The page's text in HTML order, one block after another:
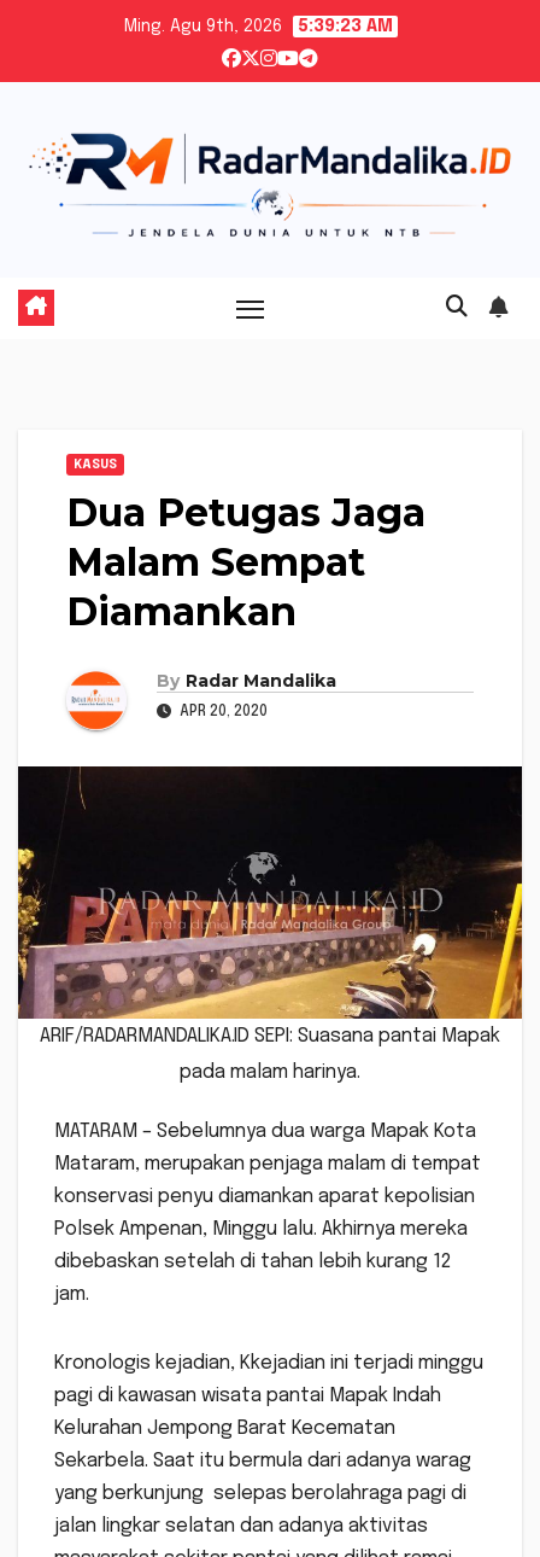
content
Ming. Agu 9th, 2026 5:39:24 AM
KASUS
Dua Petugas Jaga
Malam Sempat
Diamankan
By Radar Mandalika
APR 20, 2020
ARIF/RADARMANDALIKA.ID SEPI: Suasana pantai Mapak
pada malam harinya.
MATARAM – Sebelumnya dua warga Mapak Kota
Mataram, merupakan penjaga malam di tempat
konservasi penyu diamankan aparat kepolisian
Polsek Ampenan, Minggu lalu. Akhirnya mereka
dibebaskan setelah di tahan lebih kurang 12
jam.
Kronologis kejadian, Kkejadian ini terjadi minggu
pagi di kawasan wisata pantai Mapak Indah
Kelurahan Jempong Barat Kecematan
Sekarbela. Saat itu bermula dari adanya warag
yang berkunjung selepas berolahraga pagi di
jalan lingkar selatan dan adanya aktivitas